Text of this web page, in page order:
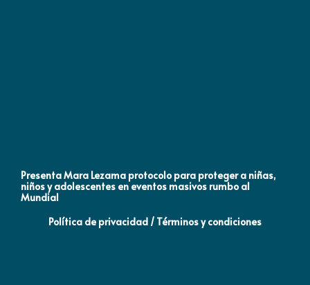
Presenta Mara Lezama protocolo para proteger a niñas,
niños y adolescentes en eventos masivos rumbo al
Mundial
Política de privacidad / Términos y condiciones